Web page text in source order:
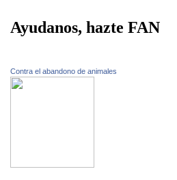
Ayudanos, hazte FAN
Contra el abandono de animales